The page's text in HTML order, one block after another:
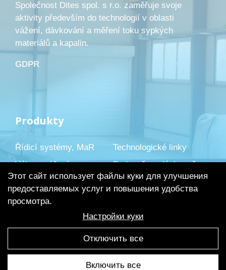
Společnost Dites spol. s r.o. zaměřuje svoje
aktivity především do technologií v oblasti
vážení, dávkování a měření toku sypkých
materiálů a kapalin.
GDPR
Produkty
Řídicí systémy, MaR
Technologické linky
Váhy a vážení
Podavače a dávkovače
Speciální a jiná zařízení
Servis, kalibrace
Montáže elektro
Этот сайт использует файлы куки для улучшения
предоставляемых услуг и повышения удобства
просмотра.
Настройки куки
Отключить все
Включить все